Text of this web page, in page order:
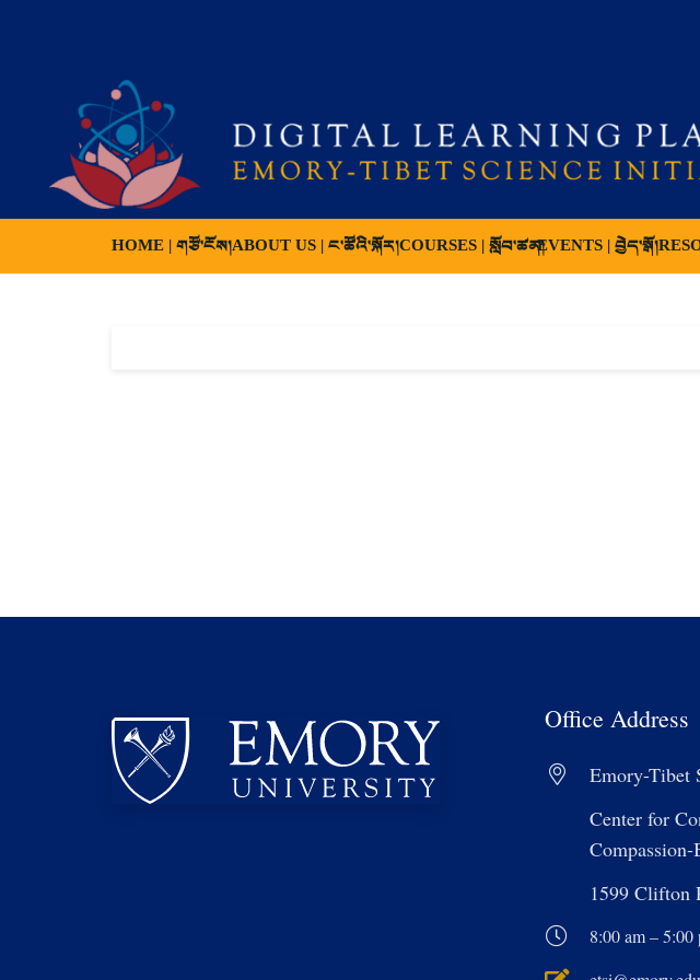
HOME | གཙོ་ངོས།ABOUT US | ང་ཚོའི་སྐོར།COURSES | སློབ་ཚན།EVENTS | བྱེད་སྒོ།
Office Address
Emory-Tibet
Center for
1599 Clifton
8:00 am – 5:00